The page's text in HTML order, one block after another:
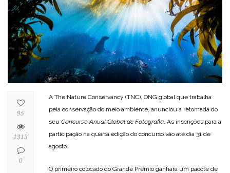
A The Nature Conservancy (TNC), ONG global que trabalha
pela conservação do meio ambiente, anunciou a retomada do
seu Concurso Anual Global de Fotografia . As inscrições para a
participação na quarta edição do concurso vão até dia 31 de
agosto.
O primeiro colocado do Grande Prêmio ganhará um pacote de
95
1313
0